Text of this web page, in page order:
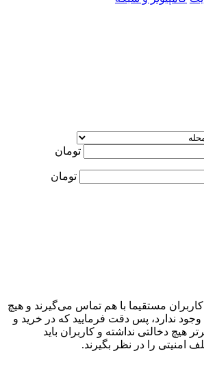
تومان
تومان
مستقیما با هم تماس می‌گیرند و هیچ
ندارد، پس دقت فرمایید که در خرید و
دخالتی نداشته و کاربران باید
امنیتی را در نظر بگیرند.